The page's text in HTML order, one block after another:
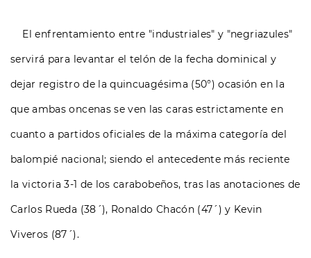
El enfrentamiento entre "industriales" y "negriazules"
servirá para levantar el telón de la fecha dominical y
dejar registro de la quincuagésima (50°) ocasión en la
que ambas oncenas se ven las caras estrictamente en
cuanto a partidos oficiales de la máxima categoría del
balompié nacional; siendo el antecedente más reciente
la victoria 3-1 de los carabobeños, tras las anotaciones de
Carlos Rueda (38´), Ronaldo Chacón (47´) y Kevin
Viveros (87´).